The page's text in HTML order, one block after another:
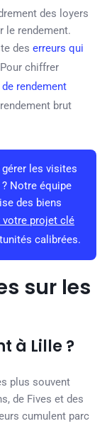
des loyers
le rendement.
des erreurs qui
chiffrer
rendement
brut
les visites
Notre équipe
des biens
votre projet clé
calibrées.
sur les
à Lille ?
plus souvent
de Fives et des
cumulent parc